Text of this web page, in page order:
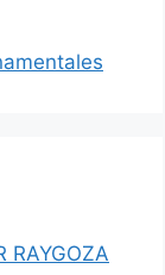
RAYGOZA